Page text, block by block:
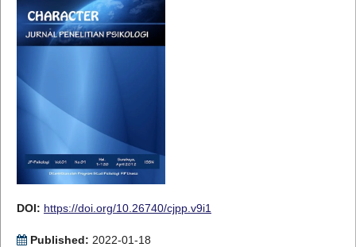
DOI: https://doi.org/10.26740/cjpp.v9i1
Published: 2022-01-18